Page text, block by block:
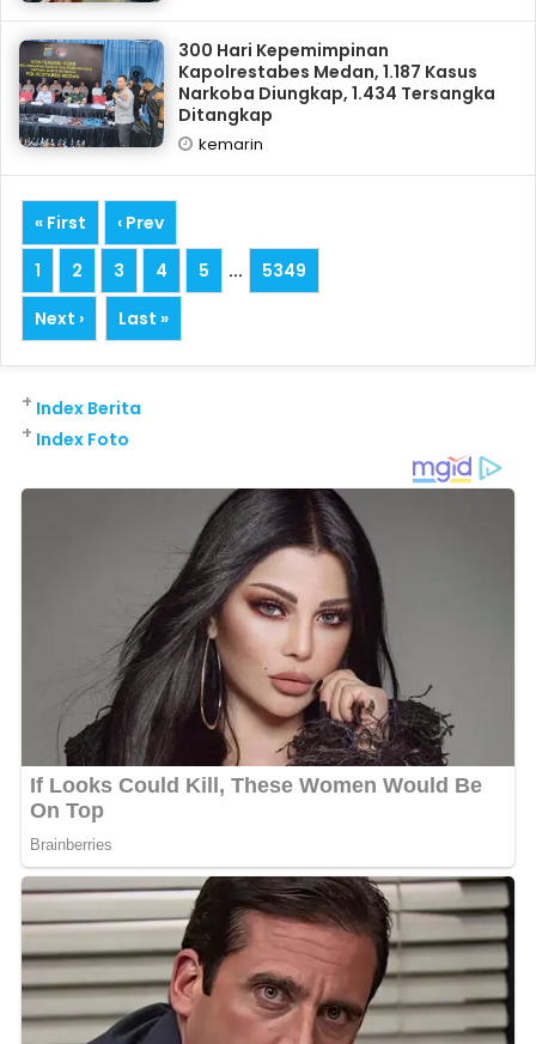
300 Hari Kepemimpinan
Kapolrestabes Medan, 1.187 Kasus
Narkoba Diungkap, 1.434 Tersangka
Ditangkap
kemarin
« First
‹ Prev
1
2 3 4 5 ...
5349
Next ›
Last »
Index Berita
+
Index Foto
+